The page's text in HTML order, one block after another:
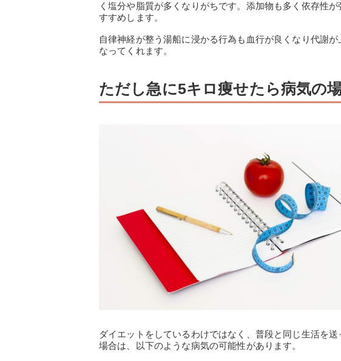
く塩分や脂質が多くなりがちです。添加物も多く依存性
すすめします。
自律神経が整う湯船に浸かる行為も血行が良くなり代謝
なってくれます。
ただし急に5キロ痩せたら病気の
ダイエットをしているわけではなく、普段と同じ生活を
場合は、以下のような病気の可能性があります。